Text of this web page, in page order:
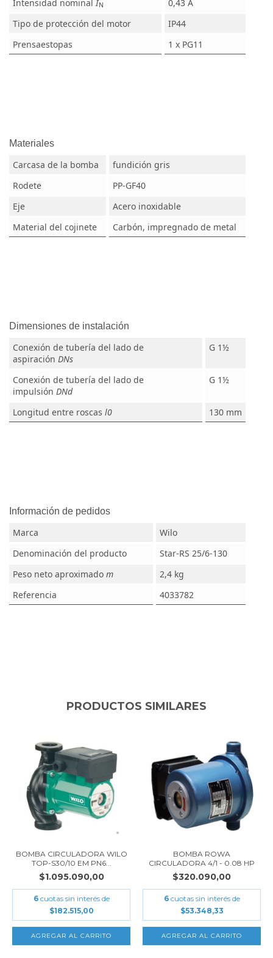
Intensidad nominal IN
0,43 A
Tipo de protección del motor
IP44
Prensaestopas
1 x PG11
Materiales
Carcasa de la bomba
fundición gris
Rodete
PP-GF40
Eje
Acero inoxidable
Material del cojinete
Carbón, impregnado de metal
Dimensiones de instalación
Conexión de tubería del lado de
aspiración DNs
G 1½
Conexión de tubería del lado de
impulsión DNd
G 1½
Longitud entre roscas l0 130 mm
Información de pedidos
Marca
Wilo
Denominación del producto
Star-RS 25/6-130
Peso neto aproximado m
2,4 kg
Referencia
4033782
PRODUCTOS SIMILARES
BOMBA CIRCULADORA WILO
TOP-S30/10 EM PN6...
$1.095.090,00
6 cuotas sin interés de
$182.515,00
BOMBA ROWA
CIRCULADORA 4/1 - 0.08 HP
$320.090,00
6 cuotas sin interés de
$53.348,33